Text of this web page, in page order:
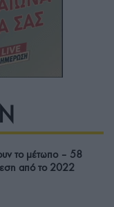
το μέτωπο – 58
από το 2022